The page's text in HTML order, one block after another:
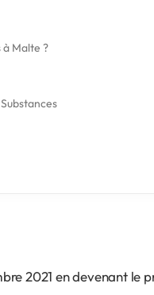
à Malte ?
2021 en devenant le